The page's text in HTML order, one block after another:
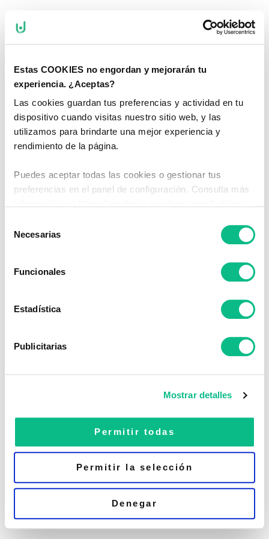
Estas COOKIES no engordan y mejorarán tu
experiencia. ¿Aceptas?
Las cookies guardan tus preferencias y actividad en tu
dispositivo cuando visitas nuestro sitio web, y las
utilizamos para brindarte una mejor experiencia y
rendimiento de la página.
Puedes aceptar todas las cookies o gestionar tus
preferencias en el panel de configuración. Consulta más
Necesarias
Funcionales
Estadística
Publicitarias
Mostrar detalles
Permitir todas
Permitir la selección
Denegar
Sin acceso
[dlm_no_access]
Aviso Legal Política de Cookies
© 2025 Oposiciones Magisterio. Todos los derechos reservados.